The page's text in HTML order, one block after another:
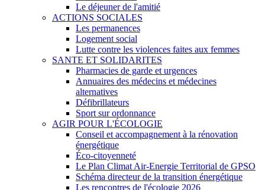
Le déjeuner de l'amitié
ACTIONS SOCIALES
Les permanences
Logement social
Lutte contre les violences faites aux femmes
SANTE ET SOLIDARITES
Pharmacies de garde et urgences
Annuaires des médecins et médecines
alternatives
Défibrillateurs
Sport sur ordonnance
AGIR POUR L'ÉCOLOGIE
Conseil et accompagnement à la rénovation
énergétique
Éco-citoyenneté
Le Plan Climat Air-Energie Territorial de GPSO
Schéma directeur de la transition énergétique
Les rencontres de l'écologie 2026